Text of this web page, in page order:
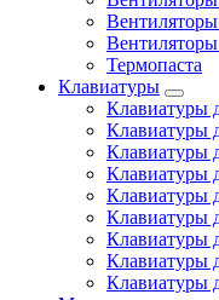
Вентиляторы
Термопаста
Клавиатуры
Клавиатуры
Клавиатуры
Клавиатуры
Клавиатуры
Клавиатуры
Клавиатуры
Клавиатуры
Клавиатуры
Клавиатуры